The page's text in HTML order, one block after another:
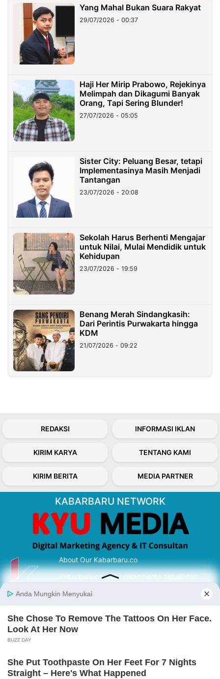
Yang Mahal Bukan Suara Rakyat
29/07/2026 - 00:37
Haji Her Mirip Prabowo, Rejekinya
Melimpah dan Dikagumi Banyak
Orang, Tapi Sering Blunder!
27/07/2026 - 05:05
Sister City: Peluang Besar, tetapi
Implementasinya Masih Menjadi
Tantangan
23/07/2026 - 20:08
Sekolah Harus Berhenti Mengajar
untuk Nilai, Mulai Mendidik untuk
Kehidupan
23/07/2026 - 19:59
Benang Merah Sindangkasih:
Dari Perintis Purwakarta hingga
KDM
21/07/2026 - 09:22
REDAKSI INFORMASI IKLAN
KIRIM KARYA TENTANG KAMI
KIRIM BERITA MEDIA PARTNER
KABARBARU NETWORK
About Our Kabarbaru.co
Kabarbaru.co menyajikan berita aktual dan
serta terverifikasi dari sumber yang tepat.
Follow Kabarbaru